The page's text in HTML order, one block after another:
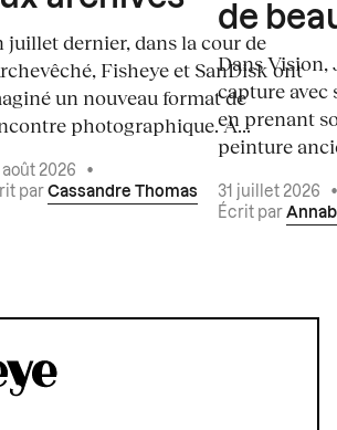
juillet dernier, dans la cour de
Fisheye et SanDisk ont
un nouveau format de
photographique. À...
août 2026
•
par Cassandre Thomas
de
Dans
capture avec
en prenant
peinture
31 juillet 2026
Écrit par